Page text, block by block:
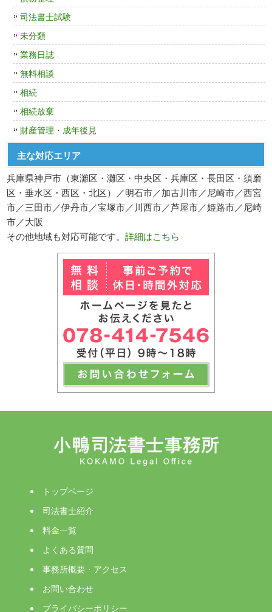
司法書士試験
未分類
業務日誌
無料相談
相続
相続放棄
財産管理・成年後見
主な対応エリア
兵庫県神戸市（東灘区・灘区・中央区・兵庫区・長田区・須磨
区・垂水区・西区・北区）／明石市／加古川市／尼崎市／西宮
市／三田市／伊丹市／宝塚市／川西市／芦屋市／姫路市／尼崎
市／大阪
その他地域も対応可能です。詳細はこちら
トップページ
司法書士紹介
料金一覧
よくある質問
事務所概要・アクセス
お問い合わせ
プライバシーポリシー